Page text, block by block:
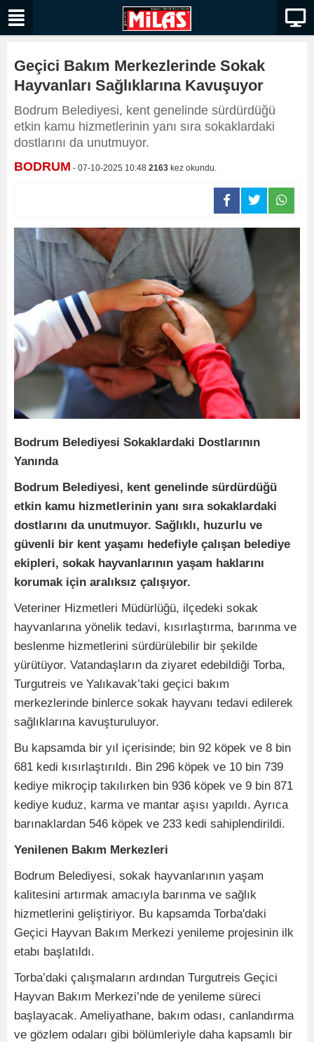
Geçici Bakım Merkezlerinde Sokak
Hayvanları Sağlıklarına Kavuşuyor
Bodrum Belediyesi, kent genelinde sürdürdüğü
etkin kamu hizmetlerinin yanı sıra sokaklardaki
dostlarını da unutmuyor.
BODRUM - 07-10-2025 10:48 2163 kez okundu.
Bodrum Belediyesi Sokaklardaki Dostlarının
Yanında
Bodrum Belediyesi, kent genelinde sürdürdüğü
etkin kamu hizmetlerinin yanı sıra sokaklardaki
dostlarını da unutmuyor. Sağlıklı, huzurlu ve
güvenli bir kent yaşamı hedefiyle çalışan belediye
ekipleri, sokak hayvanlarının yaşam haklarını
korumak için aralıksız çalışıyor.
Veteriner Hizmetleri Müdürlüğü, ilçedeki sokak
hayvanlarına yönelik tedavi, kısırlaştırma, barınma ve
beslenme hizmetlerini sürdürülebilir bir şekilde
yürütüyor. Vatandaşların da ziyaret edebildiği Torba,
Turgutreis ve Yalıkavak’taki geçici bakım
merkezlerinde binlerce sokak hayvanı tedavi edilerek
sağlıklarına kavuşturuluyor.
Bu kapsamda bir yıl içerisinde; bin 92 köpek ve 8 bin
681 kedi kısırlaştırıldı. Bin 296 köpek ve 10 bin 739
kediye mikroçip takılırken bin 936 köpek ve 9 bin 871
kediye kuduz, karma ve mantar aşısı yapıldı. Ayrıca
barınaklardan 546 köpek ve 233 kedi sahiplendirildi.
Yenilenen Bakım Merkezleri
Bodrum Belediyesi, sokak hayvanlarının yaşam
kalitesini artırmak amacıyla barınma ve sağlık
hizmetlerini geliştiriyor. Bu kapsamda Torba'daki
Geçici Hayvan Bakım Merkezi yenileme projesinin ilk
etabı başlatıldı.
Torba’daki çalışmaların ardından Turgutreis Geçici
Hayvan Bakım Merkezi’nde de yenileme süreci
başlayacak. Ameliyathane, bakım odası, canlandırma
ve gözlem odaları gibi bölümleriyle daha kapsamlı bir